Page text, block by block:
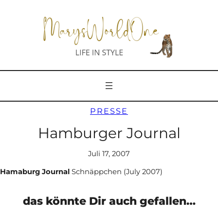
PRESSE
Hamburger Journal
Juli 17, 2007
Hamaburg Journal Schnäppchen (July 2007)
das könnte Dir auch gefallen…